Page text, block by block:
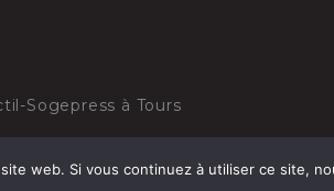
Sogepress à Tours
web. Si vous continuez à utiliser ce site,